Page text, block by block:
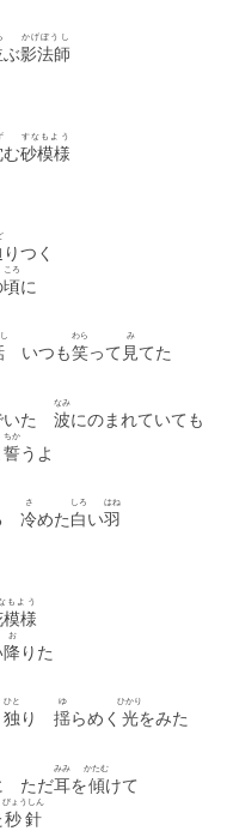
ぶ影法師
かげぼうし
む砂模様
すなもよう
りつく
頃
ころ
に
いつも笑
わら
って 見
み
てた
いた 波
なみ
にのまれていても
誓
ちか
うよ
冷
さ
めた白
しろ
い羽
はね
様
もよう
降
お
りた
独
ひと
り 揺
ゆ
らめく 光
ひかり
をみた
ただ耳
みみ
を傾
かたむ
けて
秒針
びょうしん